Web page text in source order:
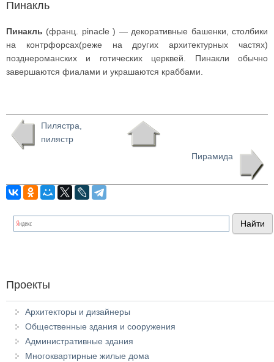
Пинакль
Пинакль (франц. pinacle ) — декоративные башенки, столбики
на контрфорсах(реже на других архитектурных частях)
позднероманских и готических церквей. Пинакли обычно
завершаются фиалами и украшаются краббами.
Пилястра,
пилястр
Пирамида
Проекты
Архитекторы и дизайнеры
Общественные здания и сооружения
Административные здания
Многоквартирные жилые дома